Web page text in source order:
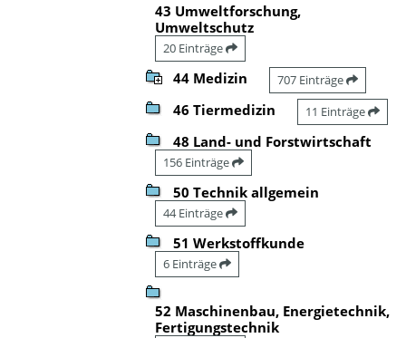
43 Umweltforschung,
Umweltschutz
20 Einträge
44 Medizin 707 Einträge
46 Tiermedizin 11 Einträge
48 Land- und Forstwirtschaft
156 Einträge
50 Technik allgemein
44 Einträge
51 Werkstoffkunde
6 Einträge
52 Maschinenbau, Energietechnik,
Fertigungstechnik